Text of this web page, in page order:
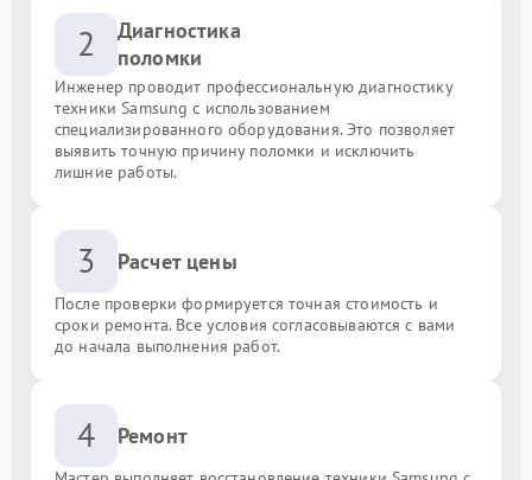
2
Диагностика
поломки
Инженер проводит профессиональную диагностику
техники Samsung с использованием
специализированного оборудования. Это позволяет
выявить точную причину поломки и исключить
лишние работы.
3 Расчет цены
После проверки формируется точная стоимость и
сроки ремонта. Все условия согласовываются с вами
до начала выполнения работ.
4 Ремонт